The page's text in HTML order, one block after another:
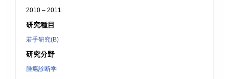
2010 – 2011
研究種目
若手研究(B)
研究分野
腫瘍診断学